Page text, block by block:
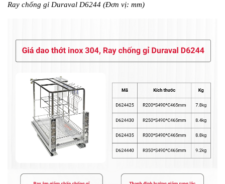
Ray chống gỉ Duraval D6244 (Đơn vị: mm)